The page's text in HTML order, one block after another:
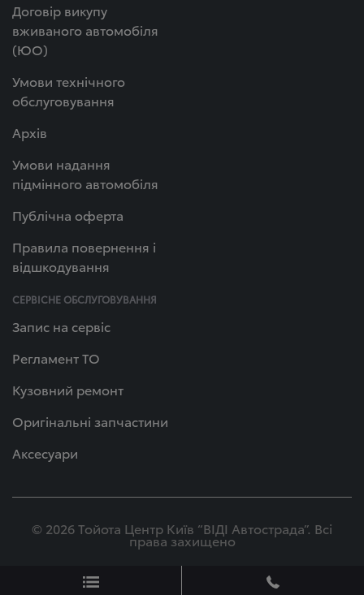
Договір викупу
вживаного автомобіля
(ЮО)
Умови технічного
обслуговування
Архів
Умови надання
підмінного автомобіля
Публічна оферта
Правила повернення і
відшкодування
СЕРВІСНЕ ОБСЛУГОВУВАННЯ
Запис на сервіс
Регламент ТО
Кузовний ремонт
Оригінальні запчастини
Аксесуари
© 2026 Тойота Центр Київ “ВІДІ Автострада”. Всі
права захищено